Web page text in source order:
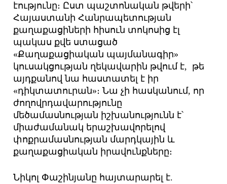
էությունը։ Ըստ պաշտոնական թվերի՝
Հայաստանի Հանրապետության
քաղաքացիների հիսուն տոկոսից էլ
պակաս քվե ստացած
«Քաղաքացիական պայմանագիր»
կուսակցության ղեկավարին թվում է, թե
այդքանով նա հաստատել է իր
«դիկտատուրան»։ Նա չի հասկանում, որ
ժողովրդավարությունը
մեծամասնության իշխանությունն է՝
միաժամանակ երաշխավորելով
փոքրամասնության մարդկային և
քաղաքացիական իրավունքները։
Նիկոլ Փաշինյանը հայտարարել է.